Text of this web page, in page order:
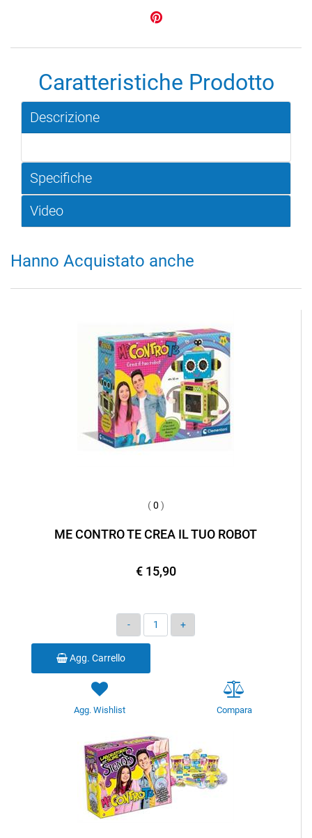
Caratteristiche Prodotto
Descrizione
Specifiche
Video
Hanno Acquistato anche
(0 )
ME CONTRO TE CREA IL TUO ROBOT
€ 15,90
Quantità
Agg. Carrello
Agg. Wishlist Compara